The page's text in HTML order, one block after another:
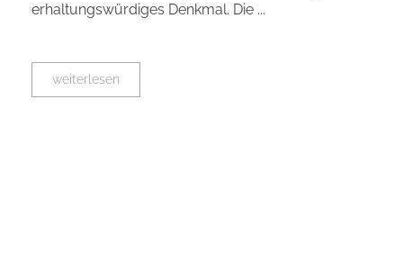
erhaltungswürdiges Denkmal. Die ...
weiterlesen